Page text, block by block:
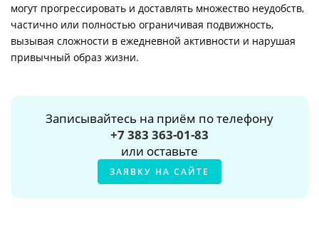
могут прогрессировать и доставлять множество неудобств,
частично или полностью ограничивая подвижность,
вызывая сложности в ежедневной активности и нарушая
привычный образ жизни.
Записывайтесь на приём по телефону
+7 383 363-01-83
или оставьте
ЗАЯВКУ НА САЙТЕ